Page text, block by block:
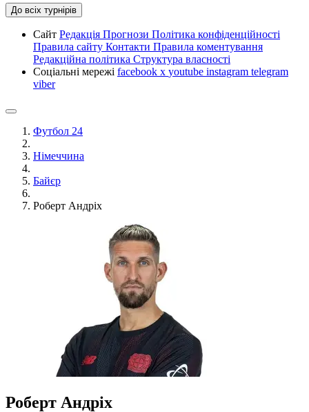
До всіх турнірів
Сайт Редакція Прогнози Політика конфіденційності
Правила сайту Контакти Правила коментування
Редакційна політика Структура власності
Соціальні мережі facebook x youtube instagram telegram
viber
Футбол 24
Німеччина
Байєр
Роберт Андріх
Роберт Андріх